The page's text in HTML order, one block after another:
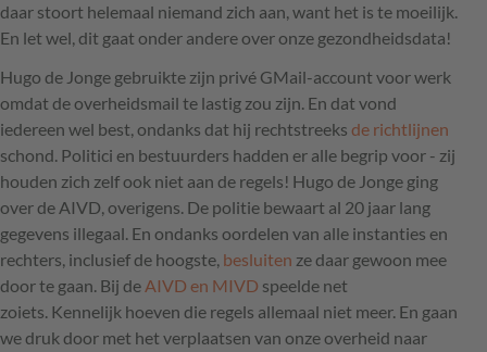
daar stoort helemaal niemand zich aan, want het is te moeilijk.
En let wel, dit gaat onder andere over onze gezondheidsdata!
Hugo de Jonge gebruikte zijn privé GMail-account voor werk
omdat de overheidsmail te lastig zou zijn. En dat vond
iedereen wel best, ondanks dat hij rechtstreeks de richtlijnen
schond. Politici en bestuurders hadden er alle begrip voor - zij
houden zich zelf ook niet aan de regels! Hugo de Jonge ging
over de AIVD, overigens. De politie bewaart al 20 jaar lang
gegevens illegaal. En ondanks oordelen van alle instanties en
rechters, inclusief de hoogste, besluiten ze daar gewoon mee
door te gaan. Bij de AIVD en MIVD speelde net
zoiets. Kennelijk hoeven die regels allemaal niet meer. En gaan
we druk door met het verplaatsen van onze overheid naar